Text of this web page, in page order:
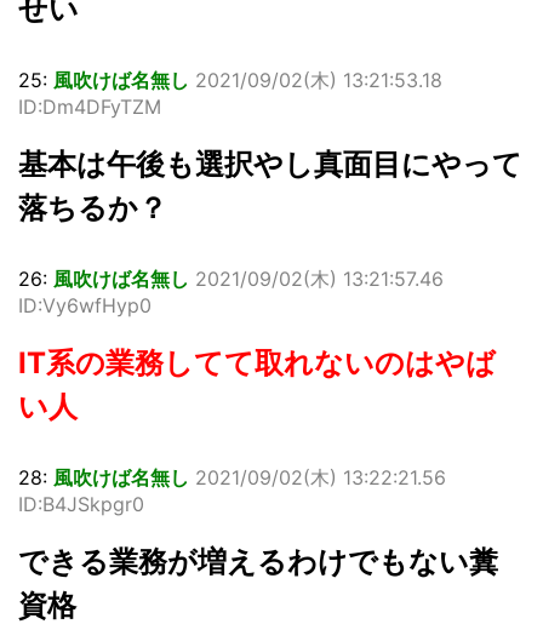
せい
25: 風吹けば名無し 2021/09/02(木) 13:21:53.18
ID:Dm4DFyTZM
基本は午後も選択やし真面目にやって
落ちるか？
26: 風吹けば名無し 2021/09/02(木) 13:21:57.46
ID:Vy6wfHyp0
IT系の業務してて取れないのはやば
い人
28: 風吹けば名無し 2021/09/02(木) 13:22:21.56
ID:B4JSkpgr0
できる業務が増えるわけでもない糞
資格